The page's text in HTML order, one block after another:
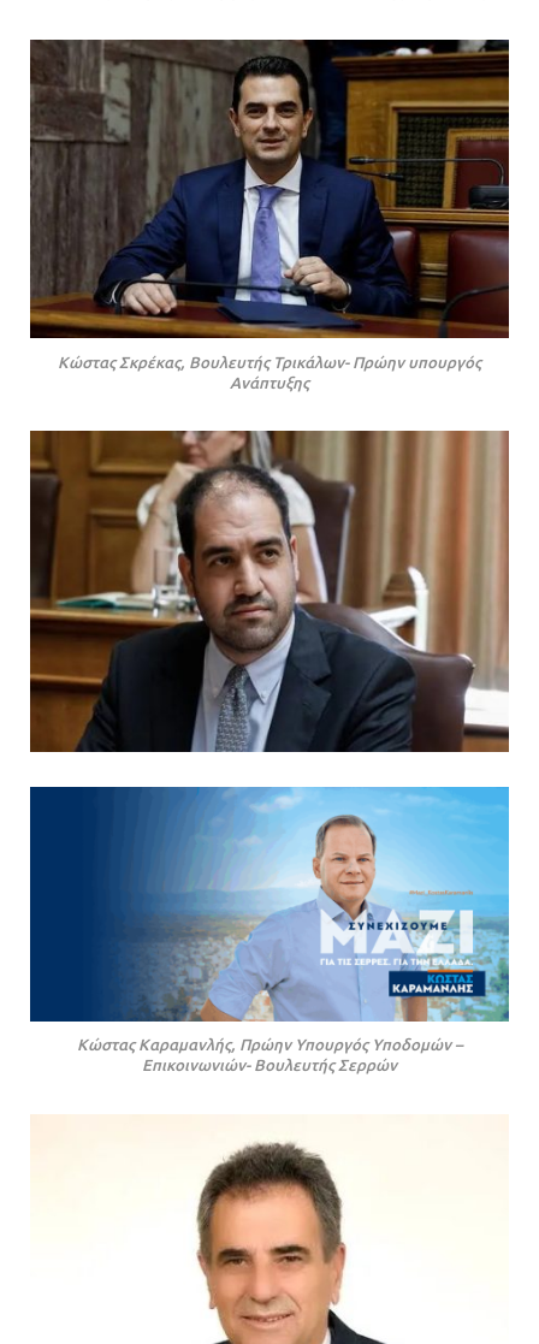
Κώστας Σκρέκας, Βουλευτής Τρικάλων- Πρώην υπουργός
Ανάπτυξης
Κώστας Καραμανλής, Πρώην Υπουργός Υποδομών –
Επικοινωνιών- Βουλευτής Σερρών